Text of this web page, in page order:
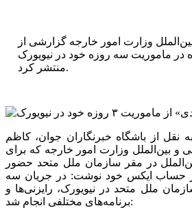
وزارت امور خارجه گزارشی از
در ماموریت سه روزه خود در نیویورک
منتشر کرد.
نقل از باشگاه خبرنگاران جوان، کاظم
و بین‌الملل وزارت امور خارجه که برای
در مقر سازمان ملل متحد حضور
در حساب ایکس خود نوشت: در جریان سه
ملل متحد در نیویورک، رایزنی‌ها و
برنامه‌های مختلفی انجام شد: